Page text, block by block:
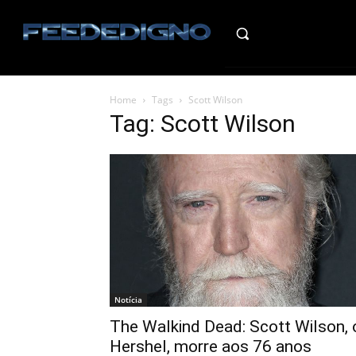
Home Tags Scott Wilson
Tag: Scott Wilson
Notícia
The Walkind Dead: Scott Wilson,
Hershel, morre aos 76 anos